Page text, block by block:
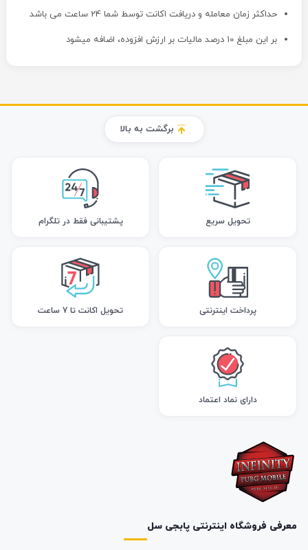
حداکثر زمان معامله و دریافت اکانت توسط شما 24 ساعت می باشد
بر این مبلغ 10 درصد مالیات بر ارزش افزوده، اضافه میشود
برگشت به بالا
تحویل سریع پشتیبانی فقط در تلگرام
پرداخت اینترنتی تحویل اکانت تا 7 ساعت
دارای نماد اعتماد
معرفی فروشگاه اینترنتی پابجی سل